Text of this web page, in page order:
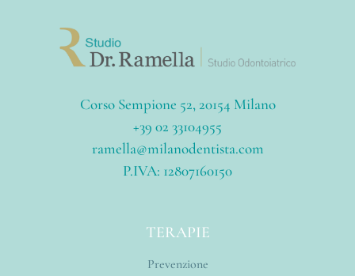
Corso Sempione 52, 20154 Milano
+39 02 33104955
ramella@milanodentista.com
P.IVA: 12807160150
TERAPIE
Prevenzione